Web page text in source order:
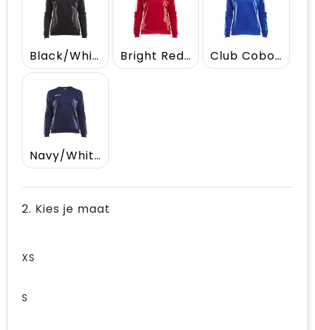
Black/White Bright Red/White Club Cobolt/White
Navy/White
2. Kies je maat
XS
S